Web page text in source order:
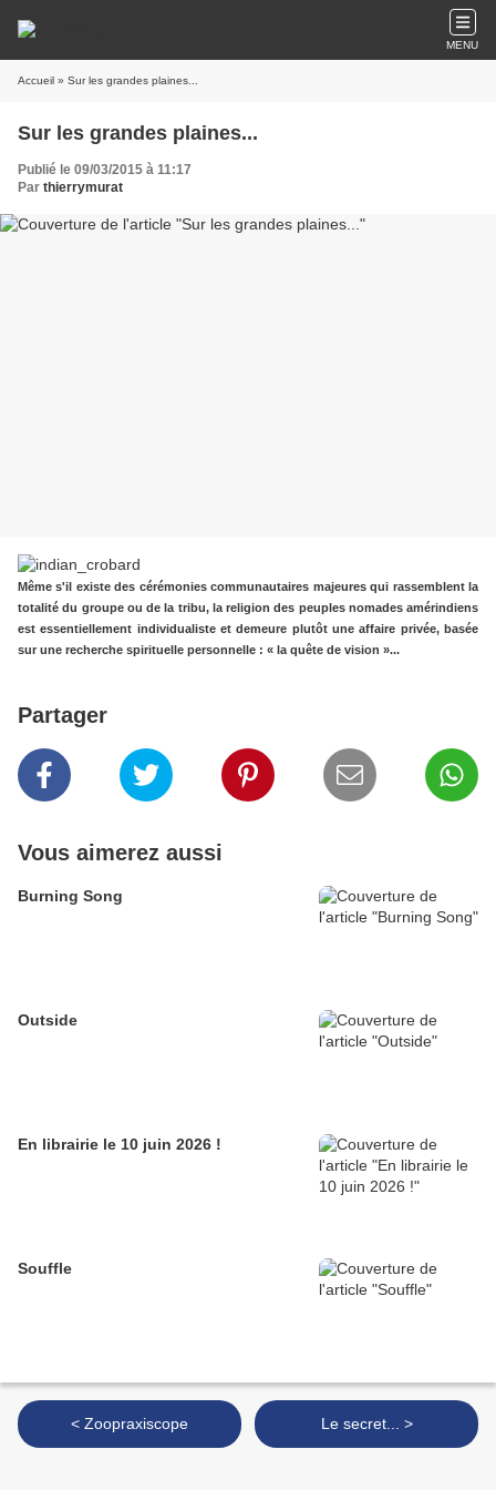
MENU
Accueil » Sur les grandes plaines...
Sur les grandes plaines...
Publié le 09/03/2015 à 11:17
Par thierrymurat
Même s'il existe des cérémonies communautaires majeures qui rassemblent la
totalité du groupe ou de la tribu, la religion des peuples nomades amérindiens
est essentiellement individualiste et demeure plutôt une affaire privée, basée
sur une recherche spirituelle personnelle : « la quête de vision »...
Partager
Vous aimerez aussi
Burning Song
Outside
En librairie le 10 juin 2026 !
Souffle
< Zoopraxiscope Le secret... >